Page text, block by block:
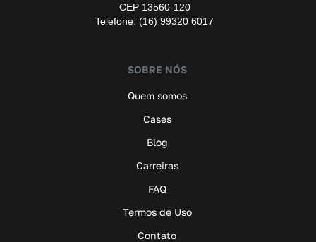
CEP 13560-120
Telefone: (16) 99320 6017
SOBRE NÓS
Quem somos
Cases
Blog
Carreiras
FAQ
Termos de Uso
Contato